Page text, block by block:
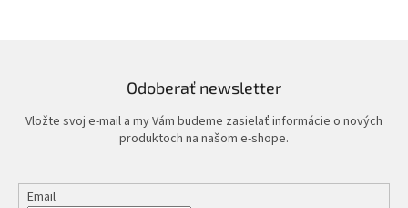
r
v
k
y
p
Odoberať newsletter
Vložte svoj e-mail a my Vám budeme zasielať informácie o nových
produktoch na našom e-shope.
Email